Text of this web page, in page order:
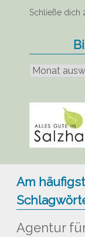
Schließe dich
veröffentlicht
Am
Agentur